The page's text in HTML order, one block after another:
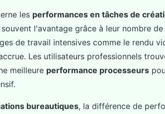
les performances en tâches de
souvent l'avantage grâce à leur nombre
de travail intensives comme le rendu
Les utilisateurs professionnels
meilleure performance processeurs
bureautiques, la différence de